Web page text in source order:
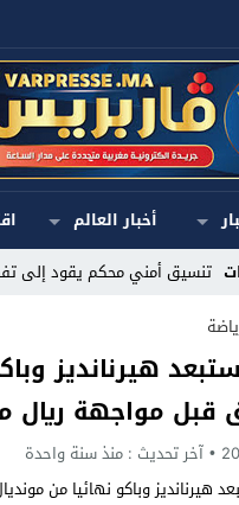
أخبار العالم
تنسيق أمني محكم يقود إلى
Stop
Previous
Next
هيرنانديز
قبل مواجهة ريال
آخر تحديث : منذ سنة واحدة